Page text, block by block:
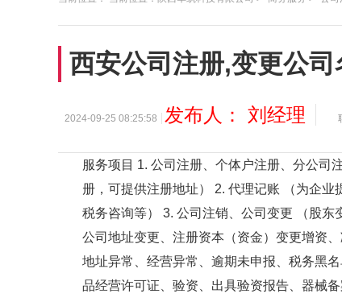
西安公司注册,变更公
2024-09-25 08:25:58 发布人： 刘经理
服务项目 1. 公司注册、个体户注册、分公司
册，可提供注册地址） 2. 代理记账 （为企
税务咨询等） 3. 公司注销、公司变更 （股东
公司地址变更、注册资本（资金）变更增资
地址异常、经营异常、逾期未申报、税务黑
品经营许可证、验资、出具验资报告、器械